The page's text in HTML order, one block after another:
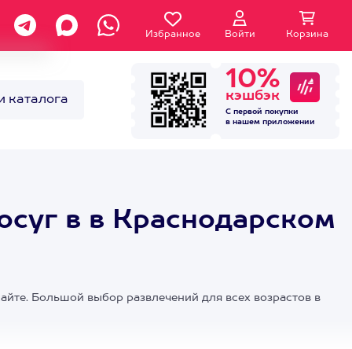
Избранное Войти Корзина
каталога
10%
кэшбэк
С первой покупки
в нашем приложении
в в Краснодарском
Большой выбор развлечений для всех возрастов в